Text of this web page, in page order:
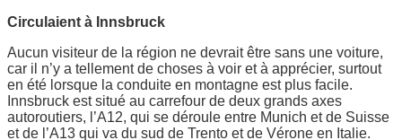
Circulaient à Innsbruck
Aucun visiteur de la région ne devrait être sans une voiture,
car il n’y a tellement de choses à voir et à apprécier, surtout
en été lorsque la conduite en montagne est plus facile.
Innsbruck est situé au carrefour de deux grands axes
autoroutiers, l’A12, qui se déroule entre Munich et de Suisse
et de l’A13 qui va du sud de Trento et de Vérone en Italie.